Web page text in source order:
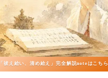
「祓え給い、清め給え」完全解説noteはこちら